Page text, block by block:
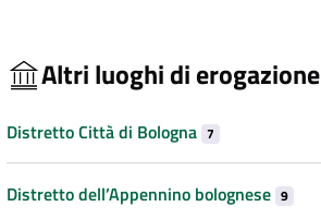
Altri luoghi di erogazione
Distretto Città di Bologna 7
Distretto dell’Appennino bolognese 9